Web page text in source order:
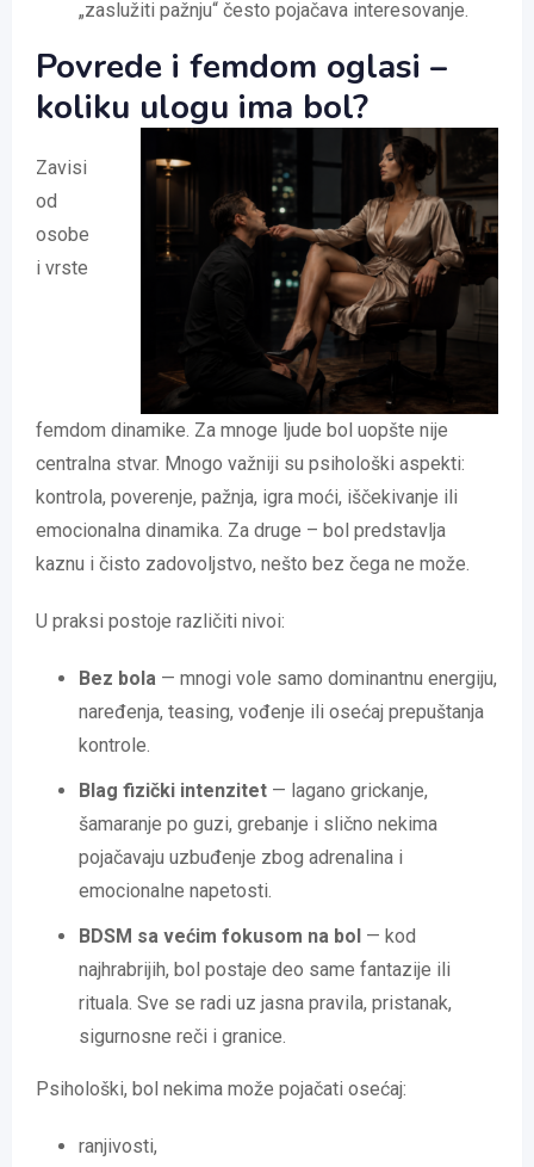
„zaslužiti pažnju“ često pojačava interesovanje.
Povrede i femdom oglasi –
koliku ulogu ima bol?
Zavisi
od
osobe
i vrste
femdom dinamike. Za mnoge ljude bol uopšte nije
centralna stvar. Mnogo važniji su psihološki aspekti:
kontrola, poverenje, pažnja, igra moći, iščekivanje ili
emocionalna dinamika. Za druge – bol predstavlja
kaznu i čisto zadovoljstvo, nešto bez čega ne može.
U praksi postoje različiti nivoi:
Bez bola — mnogi vole samo dominantnu energiju,
naređenja, teasing, vođenje ili osećaj prepuštanja
kontrole.
Blag fizički intenzitet — lagano grickanje,
šamaranje po guzi, grebanje i slično nekima
pojačavaju uzbuđenje zbog adrenalina i
emocionalne napetosti.
BDSM sa većim fokusom na bol — kod
najhrabrijih, bol postaje deo same fantazije ili
rituala. Sve se radi uz jasna pravila, pristanak,
sigurnosne reči i granice.
Psihološki, bol nekima može pojačati osećaj:
ranjivosti,